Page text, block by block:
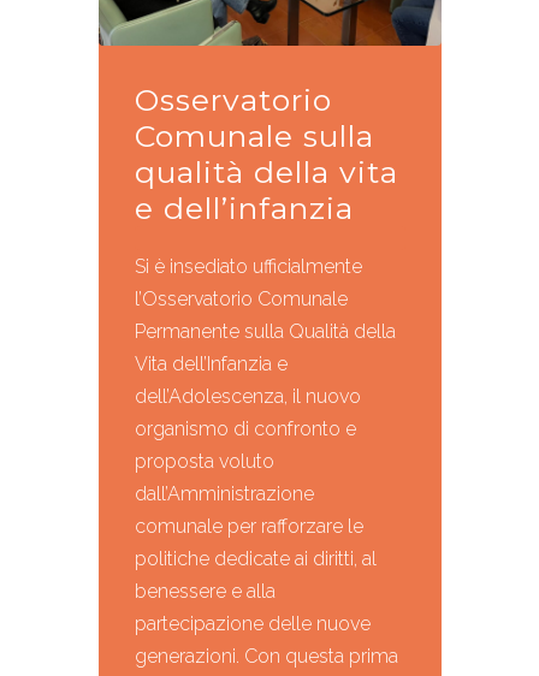
Osservatorio
Comunale sulla
qualità della vita
e dell’infanzia
Si è insediato ufficialmente
l’Osservatorio Comunale
Permanente sulla Qualità della
Vita dell’Infanzia e
dell’Adolescenza, il nuovo
organismo di confronto e
proposta voluto
dall’Amministrazione
comunale per rafforzare le
politiche dedicate ai diritti, al
benessere e alla
partecipazione delle nuove
generazioni. Con questa prima